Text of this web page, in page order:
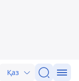
Қаз